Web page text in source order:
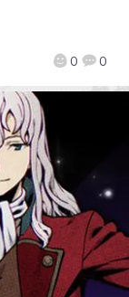
0 0